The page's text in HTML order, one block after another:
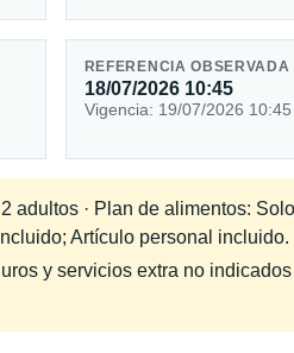
REFERENCIA OBSERVADA
18/07/2026 10:45
Vigencia: 19/07/2026 10:45
adultos · Plan de alimentos: Solo
Artículo personal incluido.
y servicios extra no indicados